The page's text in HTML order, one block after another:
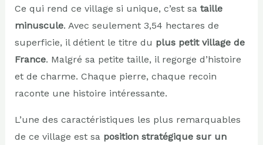
Ce qui rend ce village si unique, c’est sa taille
minuscule. Avec seulement 3,54 hectares de
superficie, il détient le titre du plus petit village de
France. Malgré sa petite taille, il regorge d’histoire
et de charme. Chaque pierre, chaque recoin
raconte une histoire intéressante.
L’une des caractéristiques les plus remarquables
de ce village est sa position stratégique sur un